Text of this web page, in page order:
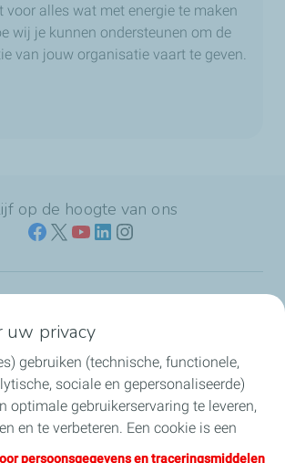
voor alles wat met energie te maken
wij je kunnen ondersteunen om de
van jouw organisatie vaart te geven.
op de hoogte van ons
brandstoffen
& contact
uw privacy
gebruiken (technische, functionele,
sociale en gepersonaliseerde)
optimale gebruikerservaring te leveren,
en te verbeteren. Een cookie is een
dat bij het eerste bezoek aan een
persoonsgegevens en traceringsmiddelen